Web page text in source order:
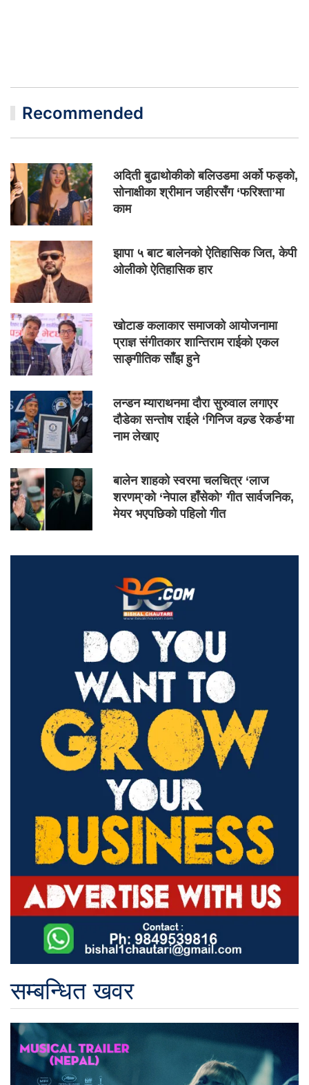
Recommended
अदिती बुढाथोकीको बलिउडमा अर्को फड्को,
सोनाक्षीका श्रीमान जहीरसँग ‘फरिश्ता’मा
काम
झापा ५ बाट बालेनको ऐतिहासिक जित, केपी
ओलीको ऐतिहासिक हार
खोटाङ कलाकार समाजको आयोजनामा
प्राज्ञ संगीतकार शान्तिराम राईको एकल
साङ्गीतिक साँझ हुने
लन्डन म्याराथनमा दौरा सुरुवाल लगाएर
दौडेका सन्तोष राईले ‘गिनिज वल्र्ड रेकर्ड’मा
नाम लेखाए
बालेन शाहको स्वरमा चलचित्र ‘लाज
शरणम्’को ‘नेपाल हाँसेको’ गीत सार्वजनिक,
मेयर भएपछिको पहिलो गीत
सम्बन्धित खवर